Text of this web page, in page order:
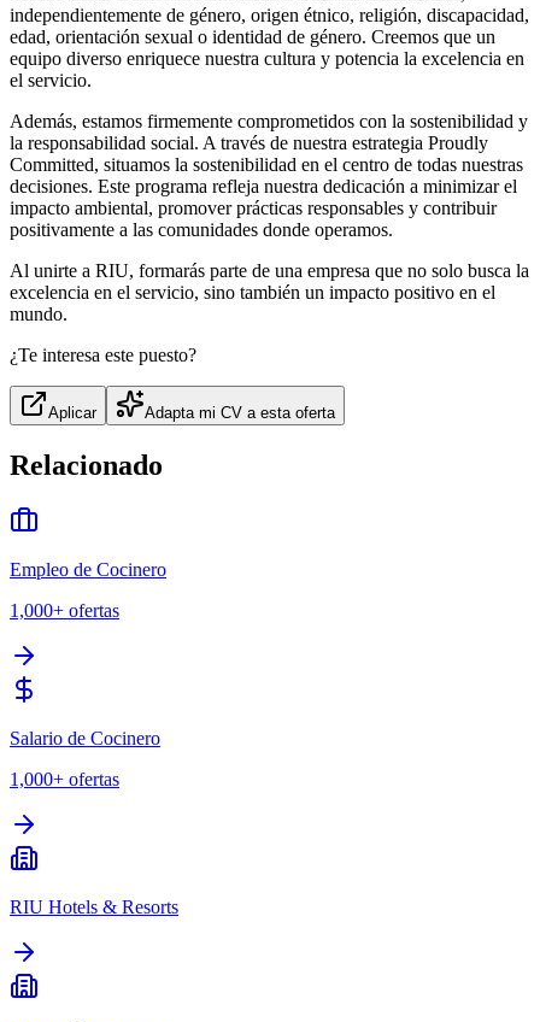
independientemente de género, origen étnico, religión, discapacidad,
edad, orientación sexual o identidad de género. Creemos que un
equipo diverso enriquece nuestra cultura y potencia la excelencia en
el servicio.
Además, estamos firmemente comprometidos con la sostenibilidad y
la responsabilidad social. A través de nuestra estrategia Proudly
Committed, situamos la sostenibilidad en el centro de todas nuestras
decisiones. Este programa refleja nuestra dedicación a minimizar el
impacto ambiental, promover prácticas responsables y contribuir
positivamente a las comunidades donde operamos.
Al unirte a RIU, formarás parte de una empresa que no solo busca la
excelencia en el servicio, sino también un impacto positivo en el
mundo.
¿Te interesa este puesto?
Aplicar Adapta mi CV a esta oferta
Relacionado
Empleo de Cocinero
1,000+ ofertas
Salario de Cocinero
1,000+ ofertas
RIU Hotels & Resorts